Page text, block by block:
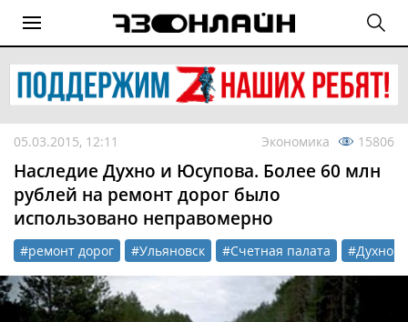
05.03.2015, 12:11 Экономика 15806
Наследие Духно и Юсупова. Более 60 млн
рублей на ремонт дорог было
использовано неправомерно
#ремонт дорог #Ульяновск #Счетная палата #Духно